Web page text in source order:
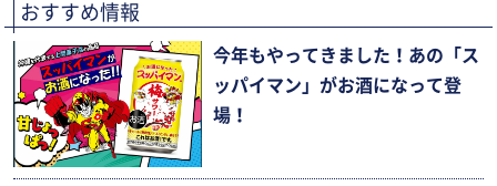
おすすめ情報
今年もやってきました！あの「ス
ッパイマン」がお酒になって登
場！